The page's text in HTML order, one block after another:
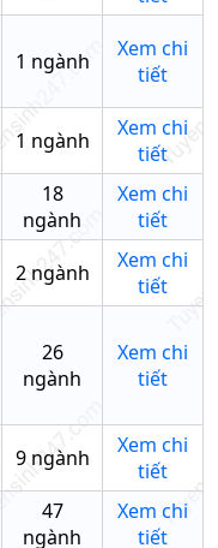
1 ngành
Xem chi
tiết
1 ngành
Xem chi
tiết
18
ngành
Xem chi
tiết
2ngành
Xem chi
tiết
26
ngành
Xem chi
tiết
9ngành
Xem chi
tiết
47
ngành
Xem chi
tiết